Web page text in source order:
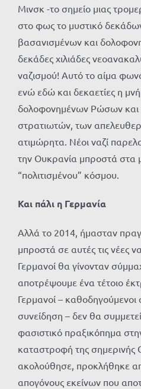
Μινσκ -το σημείο μιας
στο φως το μυστικό
βασανισμένων και
δεκάδες χιλιάδες
ναζισμού! Αυτό το αίμα
ενώ εδώ και δεκαετίες η
δολοφονημένων Ρώσων
στρατιωτών, των
ατιμώρητα. Νέοι ναζί
την Ουκρανία μπροστά στα
“πολιτισμένου” κόσμου.
Και πάλι η Γερμανία
Αλλά το 2014, ήμασταν
μπροστά σε αυτές τις νέες
Γερμανοί θα γίνονταν
αποτρέψουμε ένα τέτοιο
Γερμανοί – καθοδηγούμενοι
συνείδηση – δεν θα
φασιστικό πραξικόπημα
καταστροφή της σημερινής
ακολούθησε, προκλήθηκε
απογόνους εκείνων που